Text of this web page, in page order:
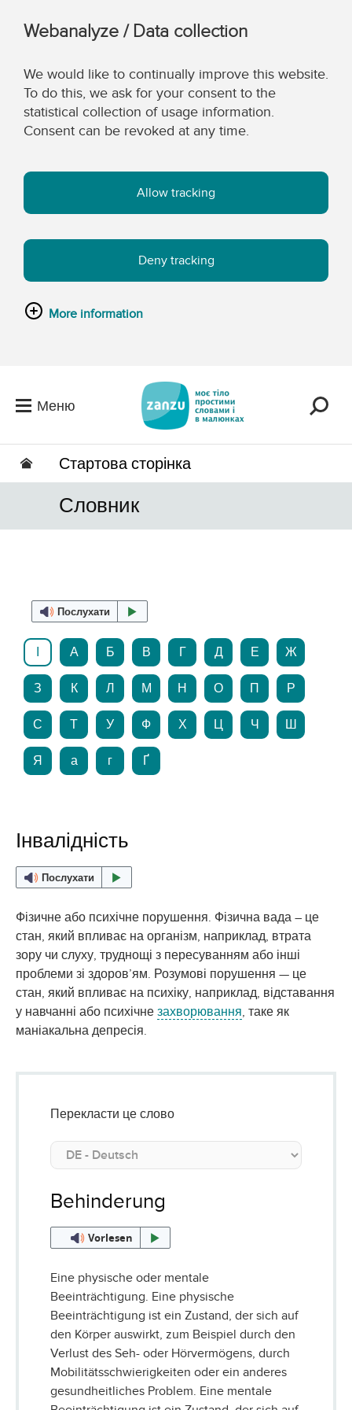
Webanalyze / Data collection
We would like to continually improve this website.
To do this, we ask for your consent to the
statistical collection of usage information.
Consent can be revoked at any time.
Allow tracking
Deny tracking
More information
Меню
Стартова сторінка
Словник
Послухати
А Б В Г Д Е Ж
З К Л М Н О П Р
С Т У Ф Х Ц Ч Ш
Я а г Ґ
Інвалідність
Послухати
Фізичне або психічне порушення. Фізична вада – це
стан, який впливає на організм, наприклад, втрата
зору чи слуху, труднощі з пересуванням або інші
проблеми зі здоров’ям. Розумові порушення — це
стан, який впливає на психіку, наприклад, відставання
у навчанні або психічне захворювання, таке як
маніакальна депресія.
Перекласти це слово
Behinderung
Vorlesen
Eine physische oder mentale
Beeinträchtigung. Eine physische
Beeinträchtigung ist ein Zustand, der sich auf
den Körper auswirkt, zum Beispiel durch den
Verlust des Seh- oder Hörvermögens, durch
Mobilitätsschwierigkeiten oder ein anderes
gesundheitliches Problem. Eine mentale